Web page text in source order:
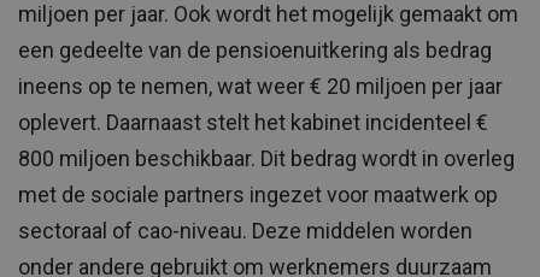
miljoen per jaar. Ook wordt het mogelijk gemaakt om
een gedeelte van de pensioenuitkering als bedrag
ineens op te nemen, wat weer € 20 miljoen per jaar
oplevert. Daarnaast stelt het kabinet incidenteel €
800 miljoen beschikbaar. Dit bedrag wordt in overleg
met de sociale partners ingezet voor maatwerk op
sectoraal of cao-niveau. Deze middelen worden
onder andere gebruikt om werknemers duurzaam